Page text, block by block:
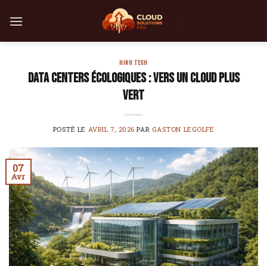
HIGH TECH
Data centers écologiques : vers un cloud plus
vert
POSTÉ LE AVRIL 7, 2026 PAR GASTON LEGOLFE
07
Avr